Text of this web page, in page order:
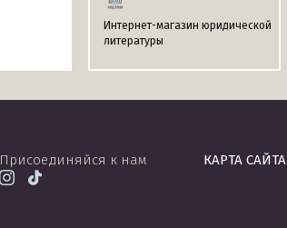
Интернет-магазин юридической
литературы
КАРТА САЙТА
Присоединяйся к нам